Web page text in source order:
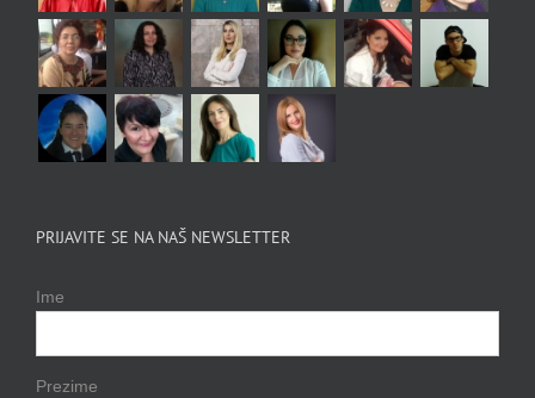
PRIJAVITE SE NA NAŠ NEWSLETTER
Ime
Prezime